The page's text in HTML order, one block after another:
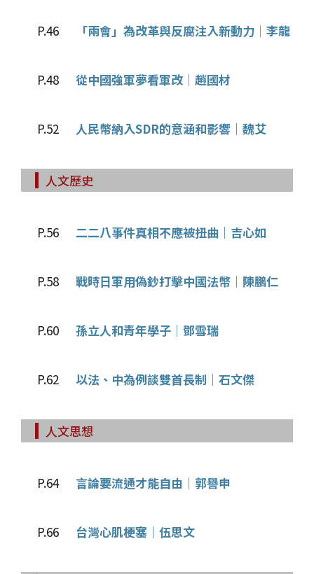
P.46 「兩會」為改革與反腐注入新動力│李龍
P.48 從中國強軍夢看軍改｜趙國材
P.52 人民幣納入SDR的意涵和影響｜魏艾
人文歷史
P.56 二二八事件真相不應被扭曲｜吉心如
P.58 戰時日軍用偽鈔打擊中國法幣｜陳鵬仁
P.60 孫立人和青年學子｜鄧雪瑞
P.62 以法、中為例談雙首長制｜石文傑
人文思想
P.64 言論要流通才能自由｜郭譽申
P.66 台灣心肌梗塞｜伍思文